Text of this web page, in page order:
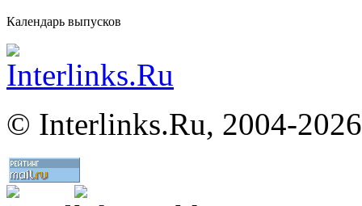
Календарь выпусков
© Interlinks.Ru, 2004-2026